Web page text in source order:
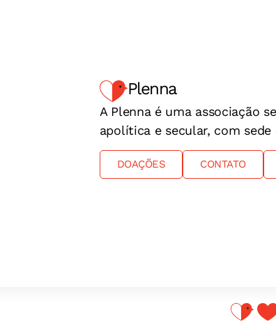
Plenna
A Plenna é uma associação
apolítica e secular, com sede
DOAÇÕES CONTATO